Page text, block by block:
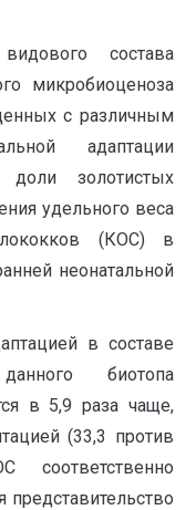
состава
микробиоценоза
с различным
адаптации
доли золотистых
удельного веса
(КОС) в
неонатальной
в составе
биотопа
в 5,9 раза чаще,
(33,3 против
представительство